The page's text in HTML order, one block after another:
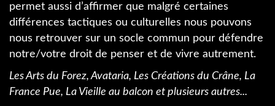
permet aussi d’affirmer que malgré certaines
différences tactiques ou culturelles nous pouvons
nous retrouver sur un socle commun pour défendre
notre/votre droit de penser et de vivre autrement.
Les Arts du Forez, Avataria, Les Créations du Crâne, La
France Pue, La Vieille au balcon et plusieurs autres...